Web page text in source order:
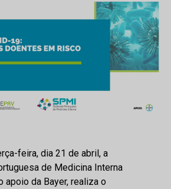
feira, dia 21 de abril, a
de Medicina Interna
apoio da Bayer, realiza o